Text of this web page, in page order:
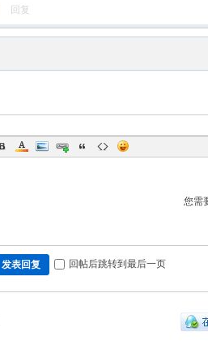
回复
您需
发表回复 回帖后跳转到最后一页